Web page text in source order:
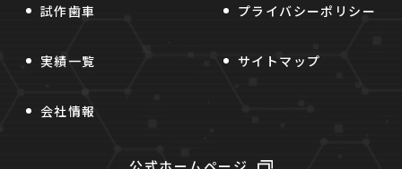
試作歯車
実績一覧
会社情報
プライバシーポリシー
サイトマップ